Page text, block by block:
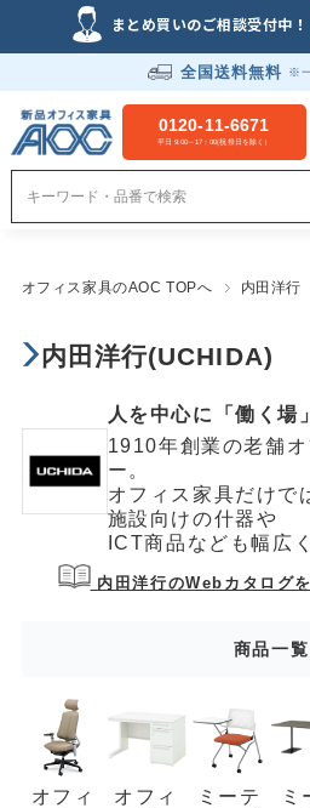
まとめ買いのご相談受付中！
全国送料無料 ※
0120-11-6671
平日 9:00～17：00(祝祭日を除く）
オフィス家具のAOC TOPへ 内田洋行
内田洋行(UCHIDA)
人を中心に「働く場
1910年創業の老舗
ー。
オフィス家具だけで
施設向けの什器や
ICT商品なども幅広
内田洋行のWebカタログ
商品一覧
オフィ
オフィ
ミーテ
ミ